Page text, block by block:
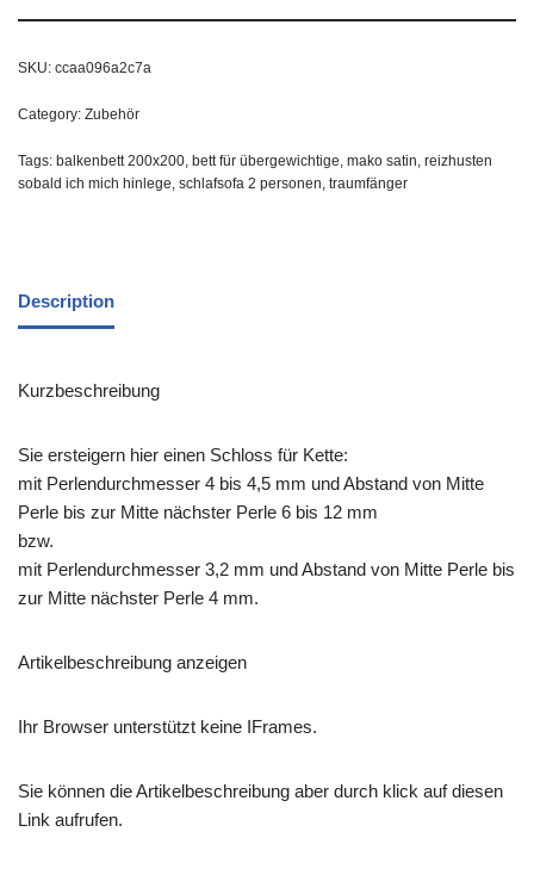
SKU: ccaa096a2c7a
Category: Zubehör
Tags: balkenbett 200x200, bett für übergewichtige, mako satin, reizhusten
sobald ich mich hinlege, schlafsofa 2 personen, traumfänger
Description
Kurzbeschreibung
Sie ersteigern hier einen Schloss für Kette:
mit Perlendurchmesser 4 bis 4,5 mm und Abstand von Mitte
Perle bis zur Mitte nächster Perle 6 bis 12 mm
bzw.
mit Perlendurchmesser 3,2 mm und Abstand von Mitte Perle bis
zur Mitte nächster Perle 4 mm.
Artikelbeschreibung anzeigen
Ihr Browser unterstützt keine IFrames.
Sie können die Artikelbeschreibung aber durch klick auf diesen
Link aufrufen.